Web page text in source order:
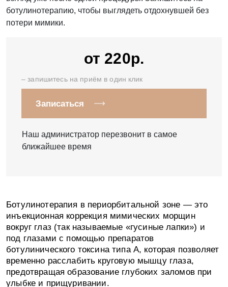
ботулинотерапию, чтобы выглядеть отдохнувшей без
потери мимики.
от 220р.
– запишитесь на приём в один клик
Записаться
Наш администратор перезвонит в самое
ближайшее время
Ботулинотерапия в периорбитальной зоне — это
инъекционная коррекция мимических морщин
вокруг глаз (так называемые «гусиные лапки») и
под глазами с помощью препаратов
ботулинического токсина типа А, которая позволяет
временно расслабить круговую мышцу глаза,
предотвращая образование глубоких заломов при
улыбке и прищуривании.
Запишитесь на
консультацию!
Если возникли вопросы, мы с радостью, и
в самые короткие сроки на них ответим!
Никакой рекламы и спама. Отправляя запрос Вы
соглашаетесь на обработкуперсональных данных. Данные
не передаются третьим лицам.
Я даю согласие на обработку персональных
данных и принимаю условия
Политики
обработки данных